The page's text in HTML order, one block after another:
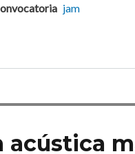
jam
acústica